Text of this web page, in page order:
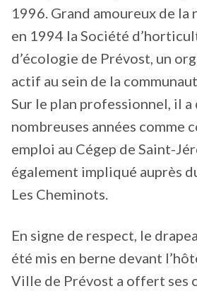
1996. Grand amoureux de la
en 1994 la Société
d’écologie de Prévost, un
actif au sein de la
Sur le plan professionnel, il
nombreuses années comme
emploi au Cégep de Saint-
également impliqué auprès
Les Cheminots.
En signe de respect, le
été mis en berne devant
Ville de Prévost a offert ses